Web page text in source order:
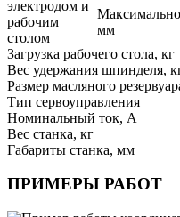
электродом и
рабочим
столом
мм
Загрузка рабочего стола, кг
Вес удержания шпинделя,
Размер масляного
Тип сервоуправления
Номинальный ток, А
Вес станка, кг
Габариты станка, мм
ПРИМЕРЫ РАБОТ